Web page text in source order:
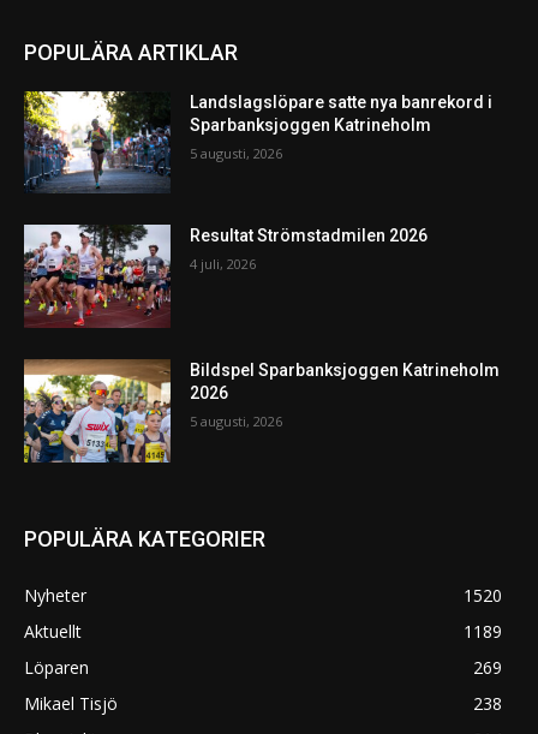
POPULÄRA ARTIKLAR
Landslagslöpare satte nya banrekord i
Sparbanksjoggen Katrineholm
5 augusti, 2026
Resultat Strömstadmilen 2026
4 juli, 2026
Bildspel Sparbanksjoggen Katrineholm
2026
5 augusti, 2026
POPULÄRA KATEGORIER
Nyheter
1520
Aktuellt
1189
Löparen
269
Mikael Tisjö
238